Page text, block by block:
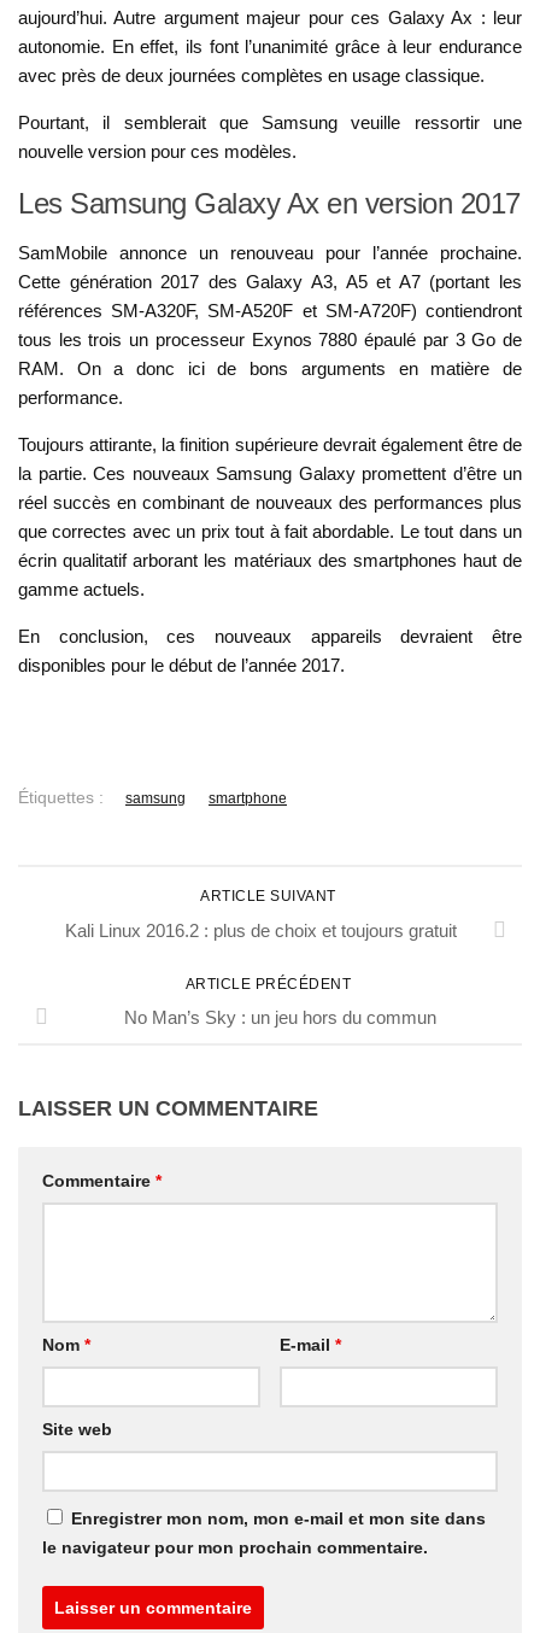
aujourd’hui. Autre argument majeur pour ces Galaxy Ax : leur
autonomie. En effet, ils font l’unanimité grâce à leur endurance
avec près de deux journées complètes en usage classique.
Pourtant, il semblerait que Samsung veuille ressortir une
nouvelle version pour ces modèles.
Les Samsung Galaxy Ax en version 2017
SamMobile annonce un renouveau pour l’année prochaine.
Cette génération 2017 des Galaxy A3, A5 et A7 (portant les
références SM-A320F, SM-A520F et SM-A720F) contiendront
tous les trois un processeur Exynos 7880 épaulé par 3 Go de
RAM. On a donc ici de bons arguments en matière de
performance.
Toujours attirante, la finition supérieure devrait également être de
la partie. Ces nouveaux Samsung Galaxy promettent d’être un
réel succès en combinant de nouveaux des performances plus
que correctes avec un prix tout à fait abordable. Le tout dans un
écrin qualitatif arborant les matériaux des smartphones haut de
gamme actuels.
En conclusion, ces nouveaux appareils devraient être
disponibles pour le début de l’année 2017.
Étiquettes : samsung smartphone
ARTICLE SUIVANT
Kali Linux 2016.2 : plus de choix et toujours gratuit
ARTICLE PRÉCÉDENT
No Man’s Sky : un jeu hors du commun
LAISSER UN COMMENTAIRE
Commentaire *
Nom * E-mail *
Site web
Enregistrer mon nom, mon e-mail et mon site dans
le navigateur pour mon prochain commentaire.